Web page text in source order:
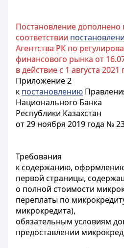
Постановление
соответствии
Агентства РК по
финансового рынка от
в действие с 1 августа 2021
Приложение 2
к постановлению
Национального Банка
Республики Казахстан
от 29 ноября 2019 года №
Требования
к содержанию,
первой страницы,
о полной стоимости
переплаты по
микрокредита),
обязательным условиям
предоставлении